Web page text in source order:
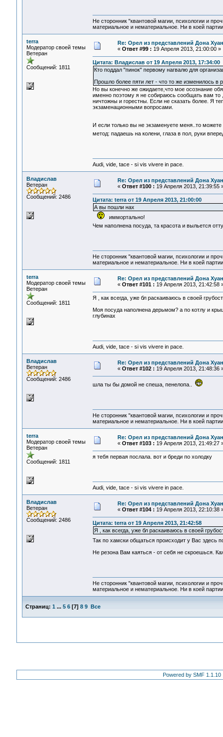
Не сторонник "квантовой магии, психологии и
материальное и нематериальное. Ни в коей
terra
Модератор своей темы
Ветеран
Сообщений: 1811
Re: Орел из представлений Дона
« Ответ #99 : 19 Апреля 2013, 21:00:00 »
Цитата: Владислав от 19 Апреля 2013, 17:34:00
Кто поддал "пинок" первому нагвалю для
Прошло более пяти лет - что то же изменилось
Но вы конечно же ожидаете,что мое осознание
именно поэтому я не собираюсь сообщать вам
ничтожны и горестны. Если не сказать более. Я
экзаменационными вопросами.
И если только вы не экзаменуете меня..то
метод: падаешь на колени, глаза в пол, руки
Audi, vide, tace - si vis vivere in pace.
Владислав
Ветеран
Сообщений: 2486
Re: Орел из представлений Дона
« Ответ #100 : 19 Апреля 2013, 21:39:55
Цитата: terra от 19 Апреля 2013, 21:00:00
А вы пошли нах
иммортально!
Чем наполнена посуда, та красота и выльется
Не сторонник "квантовой магии, психологии и
материальное и нематериальное. Ни в коей
terra
Модератор своей темы
Ветеран
Сообщений: 1811
Re: Орел из представлений Дона
« Ответ #101 : 19 Апреля 2013, 21:42:58
Я , как всегда, уже бл раскаиваюсь в своей
Моя посуда наполнена дерьмом? а по котлу и
глубинах
Audi, vide, tace - si vis vivere in pace.
Владислав
Ветеран
Сообщений: 2486
Re: Орел из представлений Дона
« Ответ #102 : 19 Апреля 2013, 21:48:36
шла ты бы домой не спеша, пенелопа..
Не сторонник "квантовой магии, психологии и
материальное и нематериальное. Ни в коей
terra
Модератор своей темы
Ветеран
Сообщений: 1811
Re: Орел из представлений Дона
« Ответ #103 : 19 Апреля 2013, 21:49:27
я тебя первая послала. вот и бреди по холодку
Audi, vide, tace - si vis vivere in pace.
Владислав
Ветеран
Сообщений: 2486
Re: Орел из представлений Дона
« Ответ #104 : 19 Апреля 2013, 22:10:38
Цитата: terra от 19 Апреля 2013, 21:42:58
Я , как всегда, уже бл раскаиваюсь в своей
Так по хамски общаться происходит у Вас здесь
Не резона Вам каяться - от себя не скроешься.
Не сторонник "квантовой магии, психологии и
материальное и нематериальное. Ни в коей
Страниц: 1 ... 5 6[7] 8 9 Все
Powered by SMF 1.1.10